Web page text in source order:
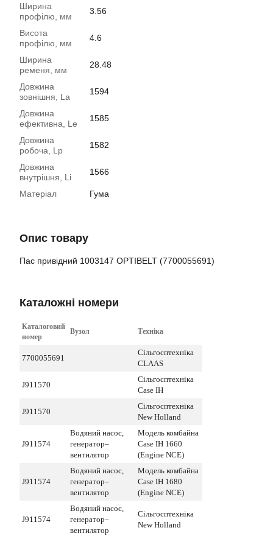
Ширина
профілю, мм
3.56
Висота
профілю, мм
4.6
Ширина
ременя, мм
28.48
Довжина
зовнішня, La
1594
Довжина
ефективна, Le
1585
Довжина
робоча, Lp
1582
Довжина
внутрішня, Li
1566
Матеріал Гума
Опис товару
Пас привідний 1003147 OPTIBELT (7700055691)
Каталожні номери
Каталоговий
номер
Вузол Техніка
7700055691
Сільгосптехніка
CLAAS
J911570
Сільгосптехніка
Case IH
J911570
Сільгосптехніка
New Holland
J911574
Водяний насос,
генератор–
вентилятор
Модель комбайна
Case IH 1660
(Engine NCE)
J911574
Водяний насос,
генератор–
вентилятор
Модель комбайна
Case IH 1680
(Engine NCE)
J911574
Водяний насос,
генератор–
вентилятор
Сільгосптехніка
New Holland